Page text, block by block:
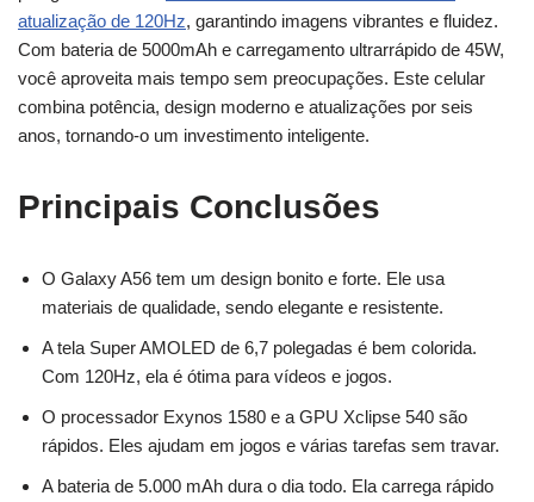
atualização de 120Hz, garantindo imagens vibrantes e fluidez.
Com bateria de 5000mAh e carregamento ultrarrápido de 45W,
você aproveita mais tempo sem preocupações. Este celular
combina potência, design moderno e atualizações por seis
anos, tornando-o um investimento inteligente.
Principais Conclusões
O Galaxy A56 tem um design bonito e forte. Ele usa
materiais de qualidade, sendo elegante e resistente.
A tela Super AMOLED de 6,7 polegadas é bem colorida.
Com 120Hz, ela é ótima para vídeos e jogos.
O processador Exynos 1580 e a GPU Xclipse 540 são
rápidos. Eles ajudam em jogos e várias tarefas sem travar.
A bateria de 5.000 mAh dura o dia todo. Ela carrega rápido